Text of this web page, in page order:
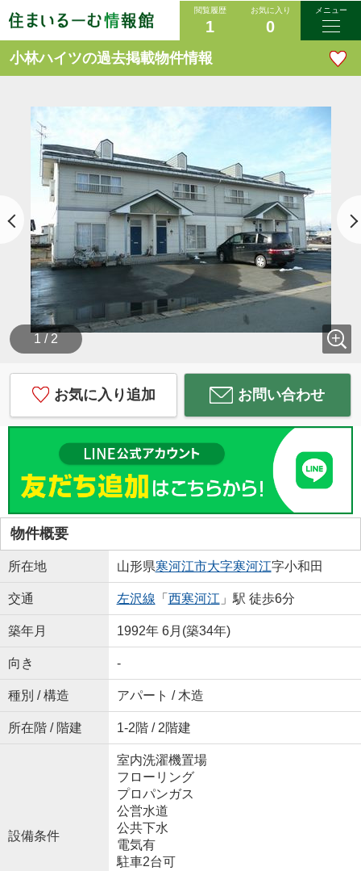
閲覧履歴
1
お気に入り
0
メニュー
小林ハイツの過去掲載物件情報
1 / 2
お気に入り追加 お問い合わせ
物件概要
所在地 山形県寒河江市大字寒河江字小和田
交通 左沢線 「 西寒河江 」駅 徒歩6分
築年月 1992年 6月(築34年)
向き -
種別 / 構造 アパート / 木造
所在階 / 階建 1-2階 / 2階建
設備条件
室内洗濯機置場
フローリング
プロパンガス
公営水道
公共下水
電気有
駐車2台可